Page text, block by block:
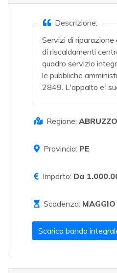
Descrizione:
Servizi di
di riscaldamenti
quadro servizio
le pubbliche
2849. L'appalto e'
Regione: ABRUZZO
Provincia: PE
Importo: Da
Scadenza:
Scarica bando